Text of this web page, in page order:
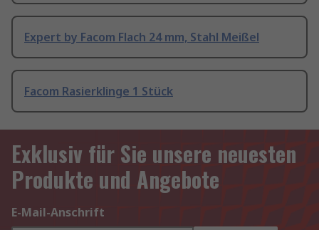
Expert by Facom Flach 24 mm, Stahl Meißel
Facom Rasierklinge 1 Stück
Exklusiv für Sie unsere neuesten
Produkte und Angebote
E-Mail-Anschrift